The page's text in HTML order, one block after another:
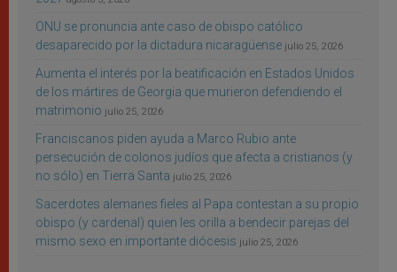
ONU se pronuncia ante caso de obispo católico
desaparecido por la dictadura nicaragüense julio 25, 2026
Aumenta el interés por la beatificación en Estados Unidos
de los mártires de Georgia que murieron defendiendo el
matrimonio julio 25, 2026
Franciscanos piden ayuda a Marco Rubio ante
persecución de colonos judíos que afecta a cristianos (y
no sólo) en Tierra Santa julio 25, 2026
Sacerdotes alemanes fieles al Papa contestan a su propio
obispo (y cardenal) quien les orilla a bendecir parejas del
mismo sexo en importante diócesis julio 25, 2026